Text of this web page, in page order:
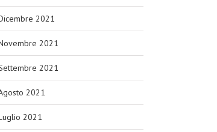
2021
2021
2021
2021
2021